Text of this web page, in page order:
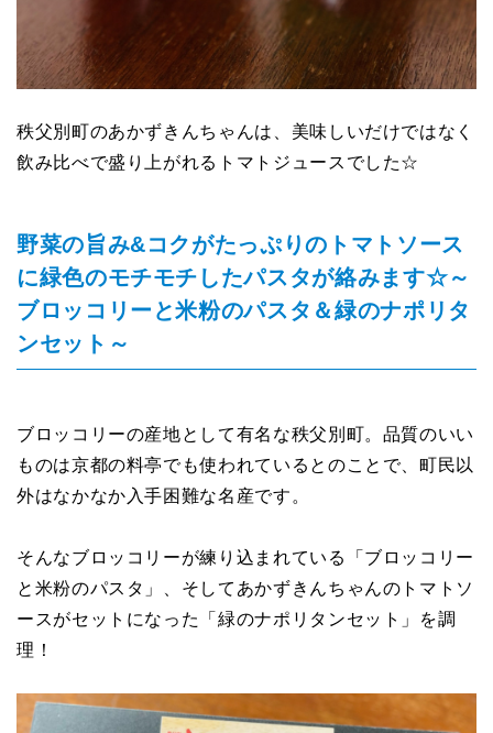
秩父別町のあかずきんちゃんは、美味しいだけではなく
飲み比べで盛り上がれるトマトジュースでした☆
野菜の旨み&コクがたっぷりのトマトソース
に緑色のモチモチしたパスタが絡みます☆～
ブロッコリーと米粉のパスタ＆緑のナポリタ
ンセット～
ブロッコリーの産地として有名な秩父別町。品質のいい
ものは京都の料亭でも使われているとのことで、町民以
外はなかなか入手困難な名産です。
そんなブロッコリーが練り込まれている「ブロッコリー
と米粉のパスタ」、そしてあかずきんちゃんのトマトソ
ースがセットになった「緑のナポリタンセット」を調
理！